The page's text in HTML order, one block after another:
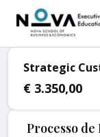
Processo
Strategic
€ 3.350,00